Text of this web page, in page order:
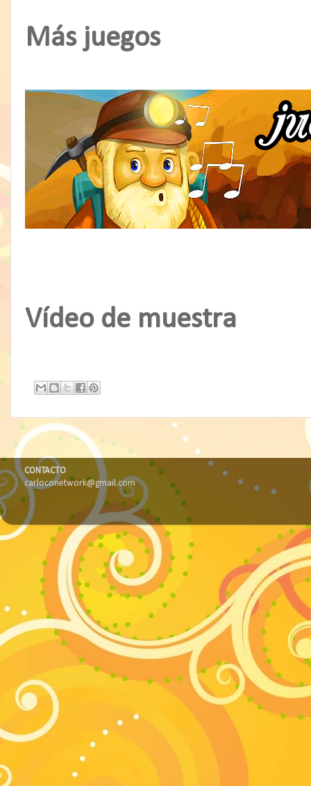
Más juegos
Vídeo de muestra
CONTACTO
carloconetwork@gmail.com